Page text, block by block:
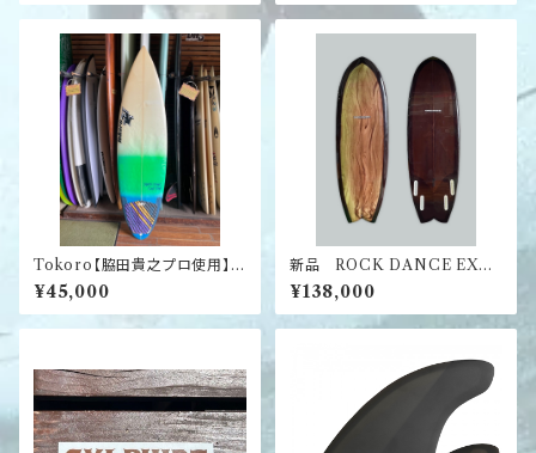
Tokoro【脇田貴之プロ使用】中
古ボード
¥45,000
新品 ROCK DANCE EXPE
RIENCE
¥138,000